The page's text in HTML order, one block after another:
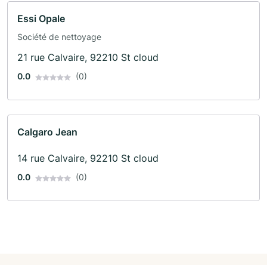
Essi Opale
Société de nettoyage
21 rue Calvaire, 92210 St cloud
0.0 (0)
Calgaro Jean
14 rue Calvaire, 92210 St cloud
0.0 (0)